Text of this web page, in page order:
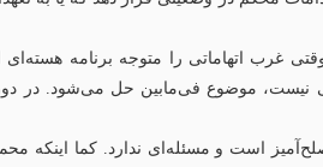
کردند چرا که وقتی غرب اتهاماتی را متوجه
نیست، موضوع فی‌مابین حل می‌شود. در
است و مسئله‌ای ندارد. کما اینکه